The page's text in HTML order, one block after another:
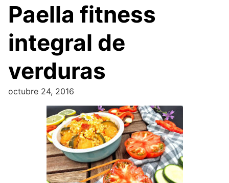
Paella fitness
integral de
verduras
octubre 24, 2016